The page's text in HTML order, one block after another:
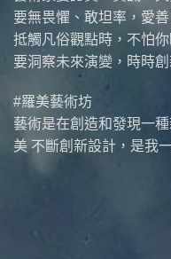
要無畏懼、敢坦率，愛善
抵觸凡俗觀點時，不怕你
要洞察未來演變，時時創
#羅美藝術坊
藝術是在創造和發現一
美 不斷創新設計，是我